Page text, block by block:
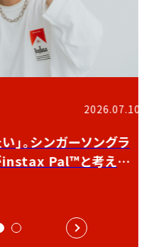
2026.07.10
。シンガーソングラ
Pal™と考える、